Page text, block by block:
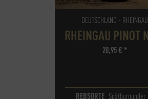
DEUTSCHLAND - RHEINGAU
RHEINGAU PINOT
20,95€ *
REBSORTE Spätburgunder